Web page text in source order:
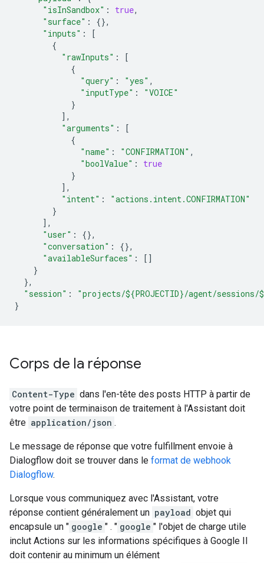
"isInSandbox" : true,
"surface" :
{},
"inputs" :
[
{
"rawInputs" :
[
{
"query" : "yes" ,
"inputType" :
"VOICE"
}
],
"arguments" :
[
{
"name" : "CONFIRMATION" ,
"boolValue" :
true
}
],
"intent" :
"actions.intent.CONFIRMATION"
}
],
"user" :
{},
"conversation" :
{},
"availableSurfaces" :
[]
}
},
"session" :
"projects/${PROJECTID}/agent/sessions/
}
Corps de la réponse
Content-Type dans l'en-tête des posts HTTP à partir de
votre point de terminaison de traitement à l'Assistant doit
être application/json .
Le message de réponse que votre fulfillment envoie à
Dialogflow doit se trouver dans le format de webhook
Dialogflow.
Lorsque vous communiquez avec l'Assistant, votre
réponse contient généralement un payload objet qui
encapsule un " google " . " google " l'objet de charge utile
inclut Actions sur les informations spécifiques à Google Il
doit contenir au minimum un élément